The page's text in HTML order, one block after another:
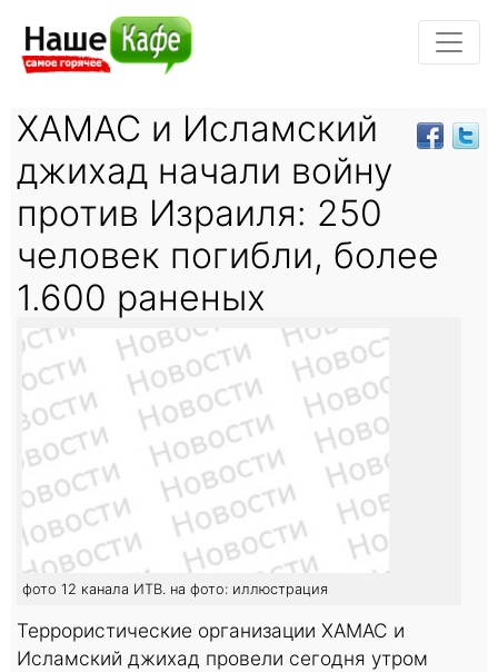
ХАМАС и Исламский
джихад начали войну
против Израиля: 250
человек погибли, более
1.600 раненых
фото 12 канала ИТВ. на фото: иллюстрация
Террористические организации ХАМАС и
Исламский джихад провели сегодня утром